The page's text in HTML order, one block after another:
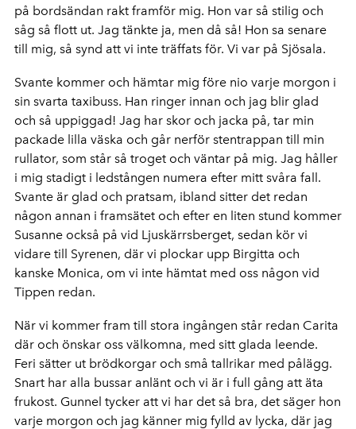
på bordsändan rakt framför mig. Hon var så stilig och
såg så flott ut. Jag tänkte ja, men då så! Hon sa senare
till mig, så synd att vi inte träffats för. Vi var på Sjösala.
Svante kommer och hämtar mig före nio varje morgon i
sin svarta taxibuss. Han ringer innan och jag blir glad
och så uppiggad! Jag har skor och jacka på, tar min
packade lilla väska och går nerför stentrappan till min
rullator, som står så troget och väntar på mig. Jag håller
i mig stadigt i ledstången numera efter mitt svåra fall.
Svante är glad och pratsam, ibland sitter det redan
någon annan i framsätet och efter en liten stund kommer
Susanne också på vid Ljuskärrsberget, sedan kör vi
vidare till Syrenen, där vi plockar upp Birgitta och
kanske Monica, om vi inte hämtat med oss någon vid
Tippen redan.
När vi kommer fram till stora ingången står redan Carita
där och önskar oss välkomna, med sitt glada leende.
Feri sätter ut brödkorgar och små tallrikar med pålägg.
Snart har alla bussar anlänt och vi är i full gång att äta
frukost. Gunnel tycker att vi har det så bra, det säger hon
varje morgon och jag känner mig fylld av lycka, där jag